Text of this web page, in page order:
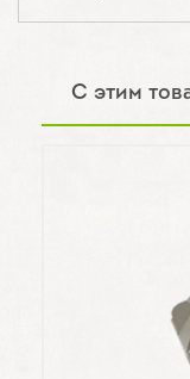
С этим